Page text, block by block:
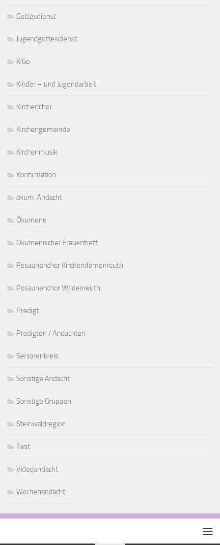
Gottesdienst
Jugendgottesdienst
KiGo
Kinder – und Jugendarbeit
Kirchenchor
Kirchengemeinde
Kirchenmusik
Konfirmation
ökum. Andacht
Ökumene
Ökumenischer Frauentreff
Posaunenchor Kirchendemenreuth
Posaunenchor WIldenreuth
Predigt
Predigten / Andachten
Seniorenkreis
Sonstige Andacht
Sonstige Gruppen
Steinwaldregion
Test
Videoandacht
Wochenandacht